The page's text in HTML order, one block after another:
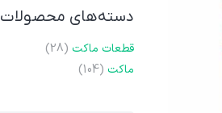
دسته‌های محصولات
قطعات ماکت (28)
ماکت (104)